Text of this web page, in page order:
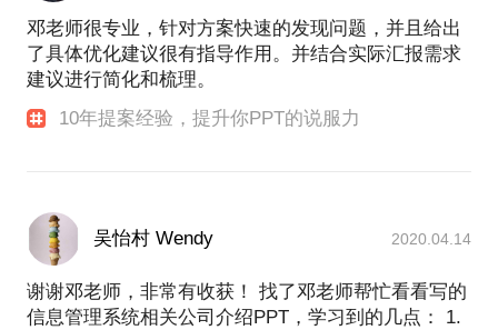
业合作的机会（如Intel、万科等）。
4. CCPV：为什么你后来要转做PPT教育？
邓稳：也很巧合，之前长期找我做PPT的客户请我给
他们做分享，于是我爽快答应了。后来就试着去一些
课），暂时在广州和深圳开办，我们用超低的价格，
吸引到了一批真正在企业做PPT的学员，课程方面也
是从实用场景出发（不同于市面上教软件的课程），
帮你洗脑、洗手、洗脸、洗牙，于是，学员好评率好
到爆表，进而也得到了不少企业内训的机会。
邓老师很专业，针对方案快速的发现问题，并且给出
了具体优化建议很有指导作用。并结合实际汇报需求
建议进行简化和梳理。
10年提案经验，提升你PPT的说服力
吴怡村 Wendy 2020.04.14
谢谢邓老师，非常有收获！ 找了邓老师帮忙看看写的
信息管理系统相关公司介绍PPT，学习到的几点： 1.